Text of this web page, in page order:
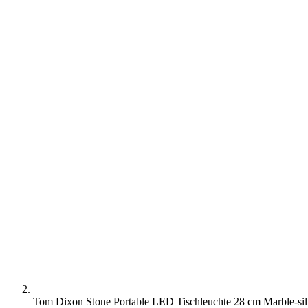
Tom Dixon Stone Portable LED Tischleuchte 28 cm Marble-